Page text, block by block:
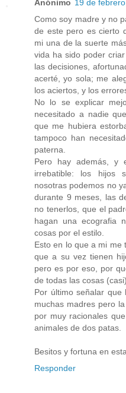
Anónimo 19 de
Como soy madre y no
de este pero es cierto
mi una de la suerte
vida ha sido poder
las decisiones,
acerté, yo sola; me
los aciertos, y los
No lo se explicar
necesitado a nadie
que me hubiera
tampoco han
paterna.
Pero hay además, y
irrebatible: los hijos
nosotras podemos no
durante 9 meses, las
no tenerlos, que el
hagan una ecografia
cosas por el estilo.
Esto en lo que a mi me
que a su vez tienen
pero es por eso, por
de todas las cosas (casi).
Por último señalar
muchas madres pero
por muy racionales
animales de dos patas.
Besitos y fortuna en
Responder